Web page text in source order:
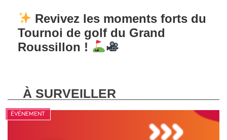
Revivez les moments forts du
Tournoi de golf du Grand
Roussillon !
À SURVEILLER
ÉVÉNEMENT